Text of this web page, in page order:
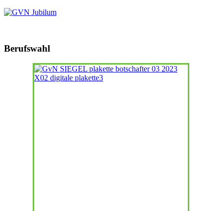
Berufswahl